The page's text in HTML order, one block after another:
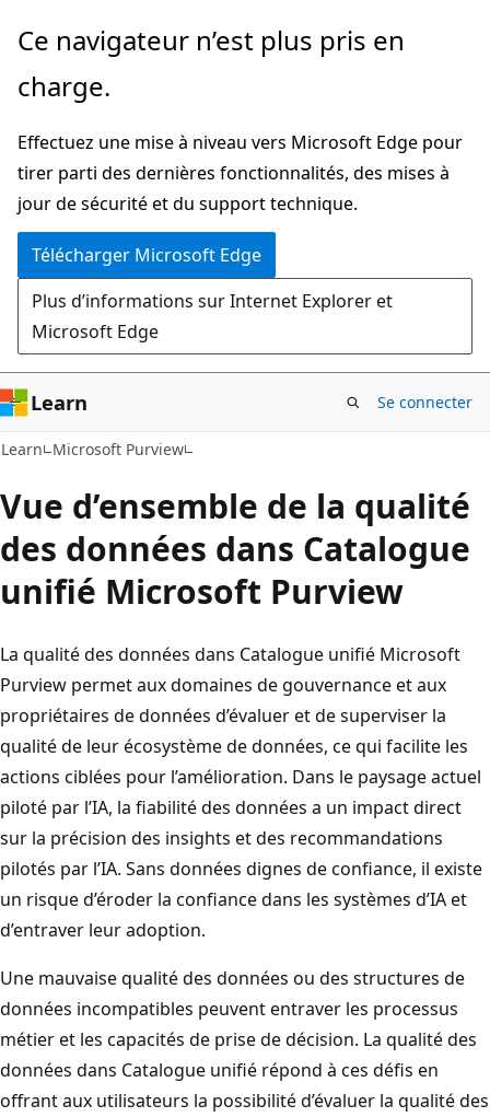
Passer
directement
au
principal
Ce navigateur n’est plus pris en
charge.
Effectuez une mise à niveau vers Microsoft Edge pour
tirer parti des dernières fonctionnalités, des mises à
jour de sécurité et du support technique.
Télécharger Microsoft Edge
Plus d’informations sur Internet Explorer et
Microsoft Edge
Learn Se connecter
Learn Microsoft Purview
Vue d’ensemble de la qualité
des données dans Catalogue
unifié Microsoft Purview
La qualité des données dans Catalogue unifié Microsoft
Purview permet aux domaines de gouvernance et aux
propriétaires de données d’évaluer et de superviser la
qualité de leur écosystème de données, ce qui facilite les
actions ciblées pour l’amélioration. Dans le paysage actuel
piloté par l’IA, la fiabilité des données a un impact direct
sur la précision des insights et des recommandations
pilotés par l’IA. Sans données dignes de confiance, il existe
un risque d’éroder la confiance dans les systèmes d’IA et
d’entraver leur adoption.
Une mauvaise qualité des données ou des structures de
données incompatibles peuvent entraver les processus
métier et les capacités de prise de décision. La qualité des
données dans Catalogue unifié répond à ces défis en
offrant aux utilisateurs la possibilité d’évaluer la qualité des